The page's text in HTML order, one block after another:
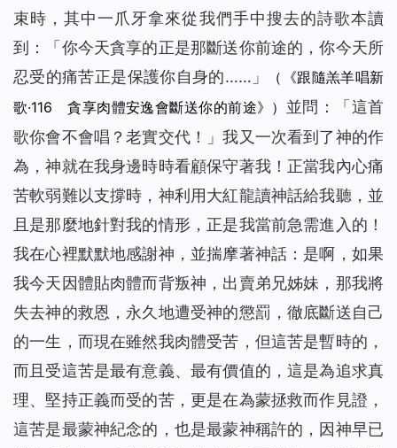
束時，其中一爪牙拿來從我們手中搜去的詩歌本讀
到：「 你今天貪享的正是那斷送你前途的，你今天所
忍受的痛苦正是保護你自身的…… 」
（《跟隨羔羊唱新
歌·116 貪享肉體安逸會斷送你的前途》） 並問：「這首
歌你會不會唱？老實交代！」我又一次看到了神的作
為，神就在我身邊時時看顧保守著我！正當我內心痛
苦軟弱難以支撐時，神利用大紅龍讀神話給我聽，並
且是那麼地針對我的情形，正是我當前急需進入的！
我在心裡默默地感謝神，並揣摩著神話：是啊，如果
我今天因體貼肉體而背叛神，出賣弟兄姊妹，那我將
失去神的救恩，永久地遭受神的懲罰，徹底斷送自己
的一生，而現在雖然我肉體受苦，但這苦是暫時的，
而且受這苦是最有意義、最有價值的，這是為追求真
理、堅持正義而受的苦，更是在為蒙拯救而作見證，
這苦是最蒙神紀念的，也是最蒙神稱許的，因神早已